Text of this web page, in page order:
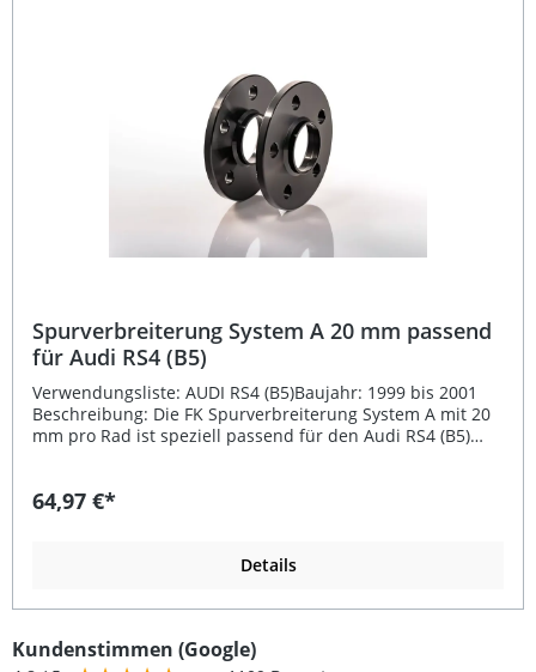
Spurverbreiterung System A 20 mm passend
für Audi RS4 (B5)
Verwendungsliste: AUDI RS4 (B5)Baujahr: 1999 bis 2001
Beschreibung: Die FK Spurverbreiterung System A mit 20
mm pro Rad ist speziell passend für den Audi RS4 (B5)
Fahrstabilität, Optik und Spurbreite. Die schwarz eloxierte
Spurverbreiterung wird einfach zwischen Radnabe und
Ihres Fahrzeugs. Die Bearbeitung auf modernen CNC-
perfekte Passgenauigkeit. Wichtig: längere Radschrauben
64,97 €*
Details
Kundenstimmen (Google)